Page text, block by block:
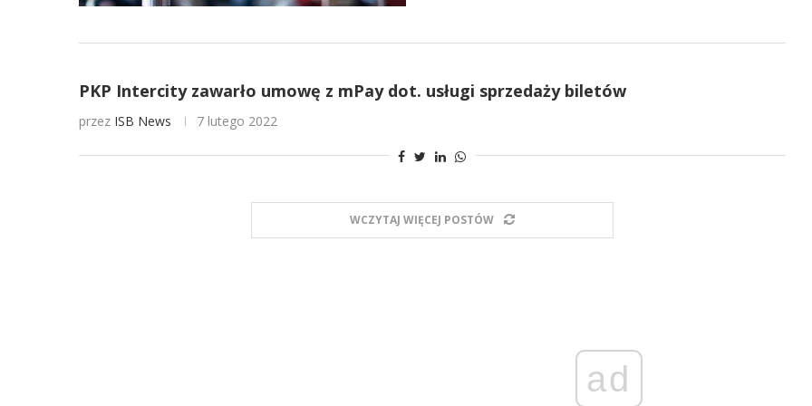
PKP Intercity zawarło umowę z mPay dot. usługi sprzedaży biletów
przez ISB News 7 lutego 2022
WCZYTAJ WIĘCEJ POSTÓW
ad